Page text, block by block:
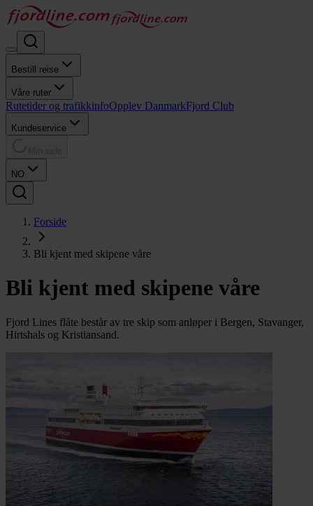
Bestill reise
Våre ruter
Rutetider og trafikkinfoOpplev DanmarkFjord Club
Kundeservice
NO
Forside
Bli kjent med skipene våre
Bli kjent med skipene våre
Fjord Lines flåte består av tre skip som anløper i Bergen, Stavanger,
Hirtshals og Kristiansand.